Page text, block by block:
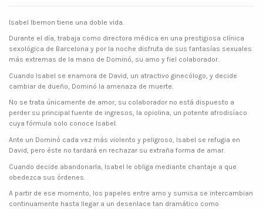
Isabel Ibernon tiene una doble vida.
Durante el día, trabaja como directora médica en una prestigiosa clínica
sexológica de Barcelona y por la noche disfruta de sus fantasías sexuales
más extremas de la mano de Dominó, su amo y fiel colaborador.
Cuando Isabel se enamora de David, un atractivo ginecólogo, y decide
cambiar de dueño, Dominó la amenaza de muerte.
No se trata únicamente de amor, su colaborador no está dispuesto a
perder su principal fuente de ingresos, la opiolina, un potente afrodisíaco
cuya fórmula solo conoce Isabel.
Ante un Dominó cada vez más violento y peligroso, Isabel se refugia en
David, pero éste no tardará en rechazar su extraña forma de amar.
Cuando decide abandonarla, Isabel le obliga mediante chantaje a que
obedezca sus órdenes.
A partir de ese momento, los papeles entre amo y sumisa se intercambian
continuamente hasta llegar a un desenlace tan dramático como